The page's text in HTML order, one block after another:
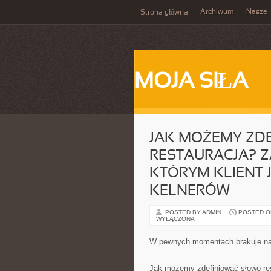
Strona główna Archiwum Nasze
MOJA SIŁA
JAK MOŻEMY
RESTAURACJA?
KTÓRYM KLIENT
KELNERÓW
POSTED BY ADMIN POSTED
WYŁĄCZONA
W pewnych momentach brakuje
Jak możemy zdefiniować słowo